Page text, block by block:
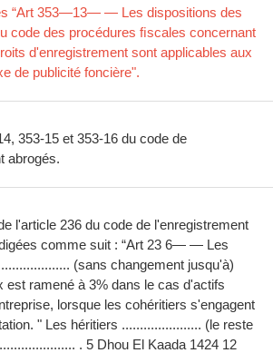
“Art 353—13— — Les dispositions des
code des procédures ﬁscales concernant
d'enregistrement sont applicables aux
de publicité foncière".
353-15 et 353-16 du code de
abrogés.
l'article 236 du code de l'enregistrement
comme suit : “Art 23 6— — Les
(sans changement jusqu'à)
est ramené à 3% dans le cas d'actifs
lorsque les cohéritiers s'engagent
" Les héritiers ...................... (le reste
. 5 Dhou El Kaada 1424 12